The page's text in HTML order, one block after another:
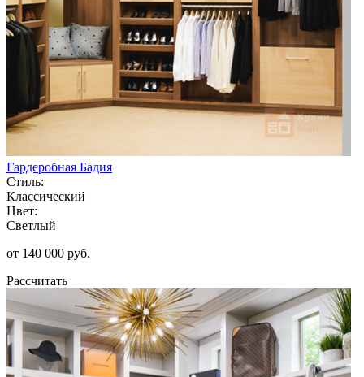
Гардеробная Бадия
Стиль:
Классический
Цвет:
Светлый
от 140 000 руб.
Рассчитать